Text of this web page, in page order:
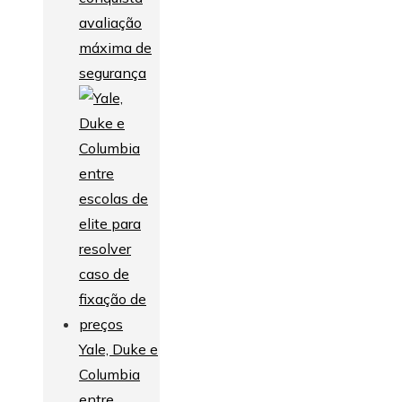
avaliação
máxima de
segurança
Yale, Duke e
Columbia